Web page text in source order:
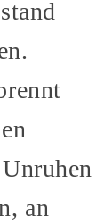
an